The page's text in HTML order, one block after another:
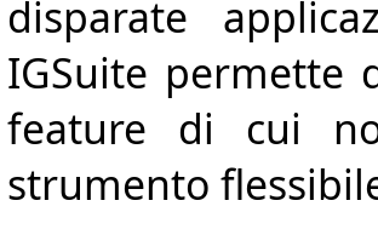
disparate
IGSuite permette
feature di cui
strumento